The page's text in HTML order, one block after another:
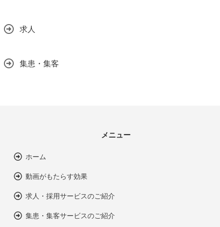
求人
集患・集客
メニュー
ホーム
動画がもたらす効果
求人・採用サービスのご紹介
集患・集客サービスのご紹介